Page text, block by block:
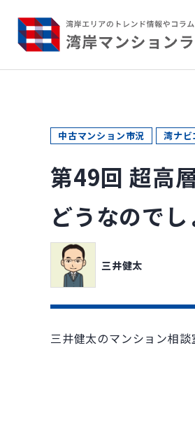
中古マンション市況 湾ナビ
第49回 超高
どうなのでし
三井健太
三井健太のマンション相談